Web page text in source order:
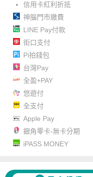
信用卡紅利折抵
神腦門市繳費
LINE Pay付款
街口支付
Pi拍錢包
台灣Pay
全盈+PAY
悠遊付
全支付
Apple Pay
銀角零卡-無卡分期
iPASS MONEY